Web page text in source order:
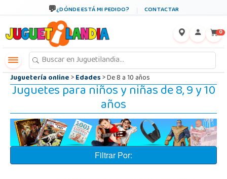
¿DÓNDE ESTÁ MI PEDIDO? CONTACTAR
0
Juguetería online>Edades> De 8 a 10 años
Juguetes para niños y niñas de 8, 9 y 10
años
Filtrar Por: